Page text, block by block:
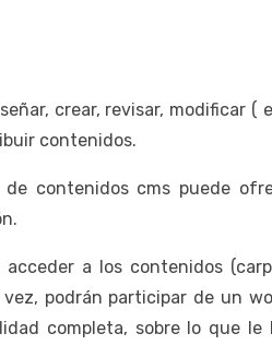
crear, revisar, modificar (
contenidos.
contenidos cms puede
a los contenidos
podrán participar de un
completa, sobre lo que le